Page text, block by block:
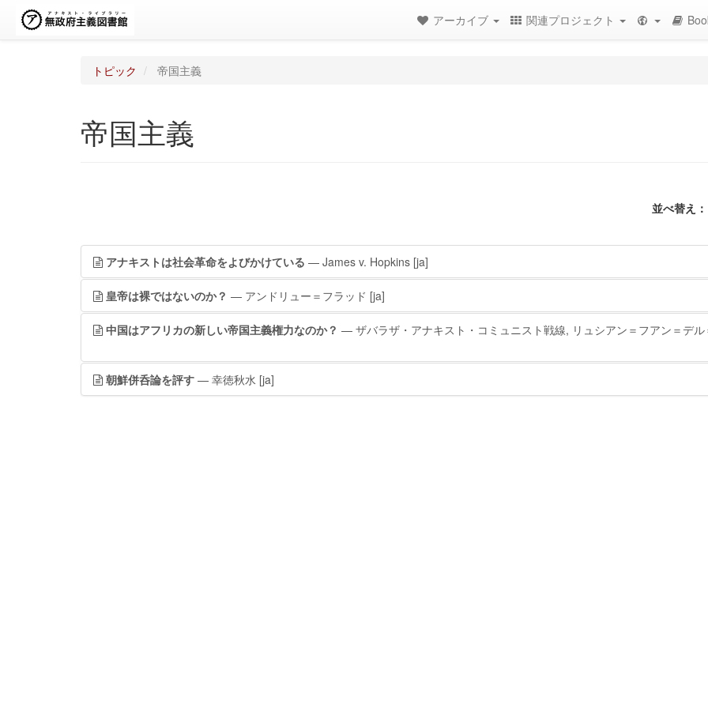
アーカイブ 関連プロジェクト
トピック 帝国主義
帝国主義
並べ替え：
アナキストは社会革命をよびかけている — James v. Hopkins [ja]
皇帝は裸ではないのか？ — アンドリュー＝フラッド [ja]
中国はアフリカの新しい帝国主義権力なのか？ — ザバラザ・アナキスト・コミュニスト戦線, リュシアン＝フアン＝デ
朝鮮併呑論を評す — 幸徳秋水 [ja]